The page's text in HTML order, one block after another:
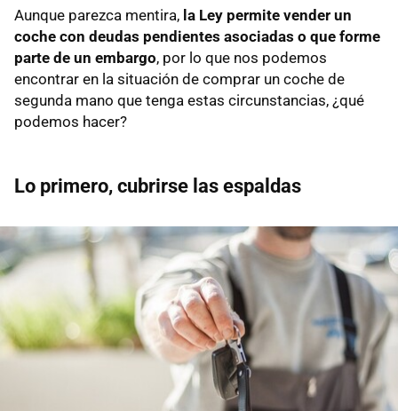
Aunque parezca mentira, la Ley permite vender un
coche con deudas pendientes asociadas o que forme
parte de un embargo, por lo que nos podemos
encontrar en la situación de comprar un coche de
segunda mano que tenga estas circunstancias, ¿qué
podemos hacer?
Lo primero, cubrirse las espaldas